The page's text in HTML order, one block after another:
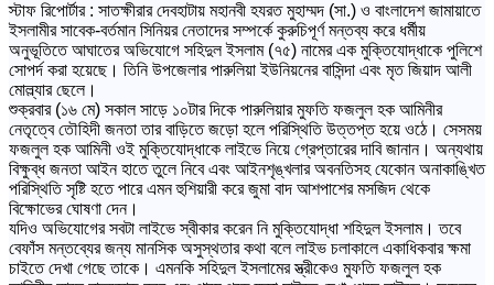
স্টাফ রিপোর্টার : সাতক্ষীরার দেবহাটায় মহানবী হযরত মুহাম্মদ (সা.) ও বাংলাদেশ জামায়াতে
ইসলামীর সাবেক-বর্তমান সিনিয়র নেতাদের সম্পর্কে কুরুচিপূর্ণ মন্তব্য করে ধর্মীয়
অনুভূতিতে আঘাতের অভিযোগে সহিদুল ইসলাম (৭৫) নামের এক মুক্তিযোদ্ধাকে পুলিশে
সোপর্দ করা হয়েছে। তিনি উপজেলার পারুলিয়া ইউনিয়নের বাসিন্দা এবং মৃত জিয়াদ আলী
মোল্ল্যার ছেলে।
শুক্রবার (১৬ মে) সকাল সাড়ে ১০টার দিকে পারুলিয়ার মুফতি ফজলুল হক আমিনীর
নেতৃত্বে ‌তৌহিদী জনতা তার বাড়িতে জড়ো হলে পরিস্থিতি উত্তপ্ত হয়ে ওঠে। সেসময়
ফজলুল হক আমিনী ওই মুক্তিযোদ্ধাকে লাইভে নিয়ে গ্রেপ্তারের দাবি জানান। অন্যথায়
বিক্ষুব্ধ জনতা আইন হাতে তুলে নিবে এবং আইনশৃঙ্খলার অবনতিসহ যেকোন অনাকাঙ্খিত
পরিস্থিতি সৃষ্টি হতে পারে এমন হুশিয়ারী করে জুমা বাদ আশপাশের মসজিদ থেকে
বিক্ষোভের ঘোষণা দেন।
যদিও অভিযোগের সবটা লাইভে স্বীকার করেন নি মুক্তিযোদ্ধা শহিদুল ইসলাম। তবে
বেফাঁস মন্তব্যের জন্য মানসিক অসুস্থতার কথা বলে লাইভ চলাকালে একাধিকবার ক্ষমা
চাইতে দেখা গেছে তাকে। এমনকি সহিদুল ইসলামের স্ত্রীকেও মুফতি ফজলুল হক